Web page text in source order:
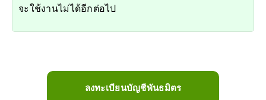
จะใช้งานไม่ได้อีกต่อไป
ลงทะเบียนบัญชีพันธมิตร